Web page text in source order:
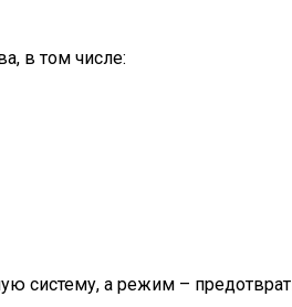
в том числе:
систему, а режим –